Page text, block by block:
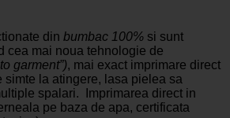
din bumbac 100% si sunt
cea mai noua tehnologie de
garment”), mai exact imprimare direct
simte la atingere, lasa pielea sa
spalari. Imprimarea direct in
pe baza de apa, certificata